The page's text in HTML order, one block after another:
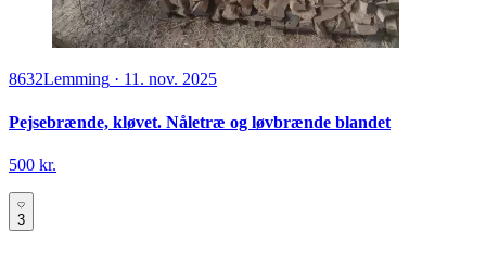
8632Lemming · 11. nov. 2025
Pejsebrænde, kløvet. Nåletræ og løvbrænde blandet
500 kr.
3